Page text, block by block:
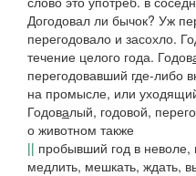
Догодовал ли бычок? Уж
перегодовало и засохло.
течение целого года. Годов
перегодовавший где-либо
на промысле, или
Годовалый, годовой,
о животном также
|| пробывший год в
медлить, мешкать, ждать,